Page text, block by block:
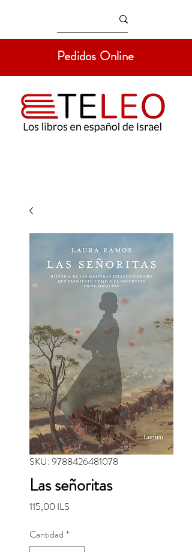
Pedidos Online
SKU: 9788426481078
Las señoritas
115,00 ILS
Cantidad *